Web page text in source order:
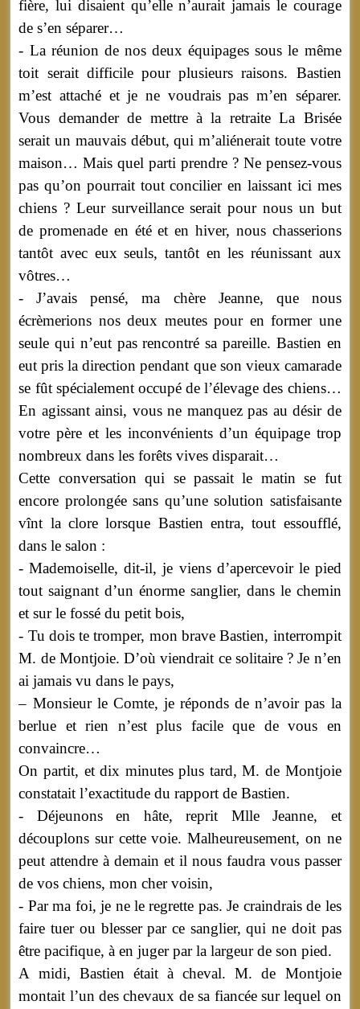
fière, lui disaient qu’elle n’aurait jamais le courage
de s’en séparer…
- La réunion de nos deux équipages sous le même
toit serait difficile pour plusieurs raisons. Bastien
m’est attaché et je ne voudrais pas m’en séparer.
Vous demander de mettre à la retraite La Brisée
serait un mauvais début, qui m’aliénerait toute votre
maison… Mais quel parti prendre ? Ne pensez-vous
pas qu’on pourrait tout concilier en laissant ici mes
chiens ? Leur surveillance serait pour nous un but
de promenade en été et en hiver, nous chasserions
tantôt avec eux seuls, tantôt en les réunissant aux
vôtres…
- J’avais pensé, ma chère Jeanne, que nous
écrèmerions nos deux meutes pour en former une
seule qui n’eut pas rencontré sa pareille. Bastien en
eut pris la direction pendant que son vieux camarade
se fût spécialement occupé de l’élevage des chiens…
En agissant ainsi, vous ne manquez pas au désir de
votre père et les inconvénients d’un équipage trop
nombreux dans les forêts vives disparait…
Cette conversation qui se passait le matin se fut
encore prolongée sans qu’une solution satisfaisante
vînt la clore lorsque Bastien entra, tout essoufflé,
dans le salon :
- Mademoiselle, dit-il, je viens d’apercevoir le pied
tout saignant d’un énorme sanglier, dans le chemin
et sur le fossé du petit bois,
- Tu dois te tromper, mon brave Bastien, interrompit
M. de Montjoie. D’où viendrait ce solitaire ? Je n’en
ai jamais vu dans le pays,
– Monsieur le Comte, je réponds de n’avoir pas la
berlue et rien n’est plus facile que de vous en
convaincre…
On partit, et dix minutes plus tard, M. de Montjoie
constatait l’exactitude du rapport de Bastien.
- Déjeunons en hâte, reprit Mlle Jeanne, et
découplons sur cette voie. Malheureusement, on ne
peut attendre à demain et il nous faudra vous passer
de vos chiens, mon cher voisin,
- Par ma foi, je ne le regrette pas. Je craindrais de les
faire tuer ou blesser par ce sanglier, qui ne doit pas
être pacifique, à en juger par la largeur de son pied.
A midi, Bastien était à cheval. M. de Montjoie
montait l’un des chevaux de sa fiancée sur lequel on